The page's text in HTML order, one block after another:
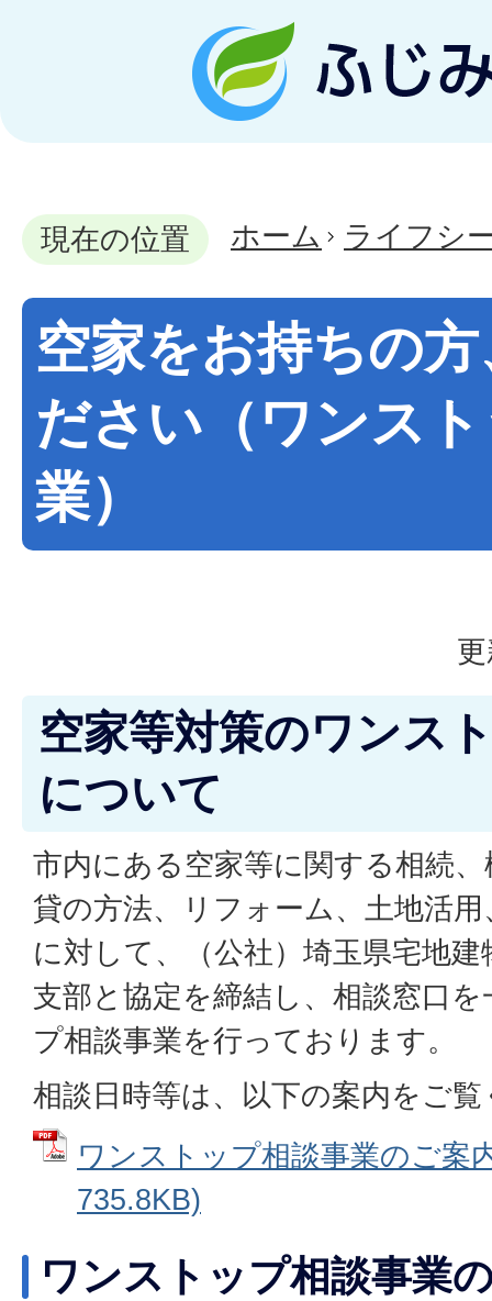
現在の位置 ホーム ライフシ
空家をお持ちの
ださい（ワンス
業）
空家等対策のワンス
について
市内にある空家等に関する相続
貸の方法、リフォーム、土地活
に対して、（公社）埼玉県宅地
支部と協定を締結し、相談窓口
プ相談事業を行っております。
相談日時等は、以下の案内をご
ワンストップ相談事業のご案
735.8KB)
ワンストップ相談事業